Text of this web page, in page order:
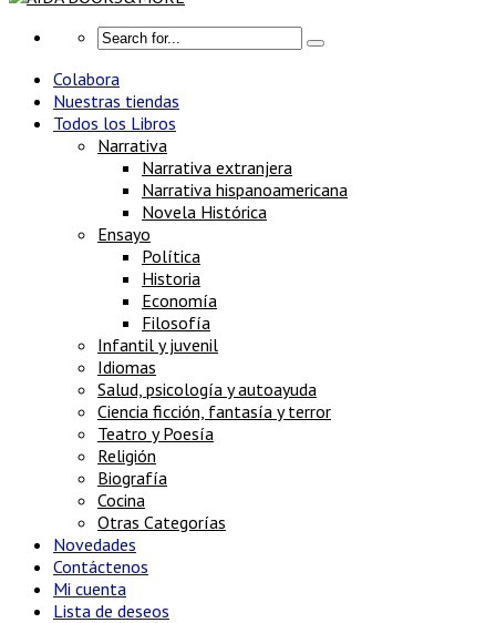
Colabora
Nuestras tiendas
Todos los Libros
Narrativa
Narrativa extranjera
Narrativa hispanoamericana
Novela Histórica
Ensayo
Política
Historia
Economía
Filosofía
Infantil y juvenil
Idiomas
Salud, psicología y autoayuda
Ciencia ficción, fantasía y terror
Teatro y Poesía
Religión
Biografía
Cocina
Otras Categorías
Novedades
Contáctenos
Mi cuenta
Lista de deseos